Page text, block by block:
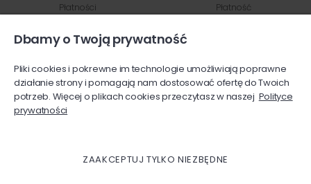
Płatności
Płatność
Przelew
na konto bankowe
Karty
płatnicze
InPost
Dbamy o Twoją prywatność
Pliki cookies i pokrewne im technologie umożliwiają poprawne
działanie strony i pomagają nam dostosować ofertę do Twoich
potrzeb. Więcej o plikach cookies przeczytasz w naszej Polityce
prywatności
ZAAKCEPTUJ TYLKO NIEZBĘDNE